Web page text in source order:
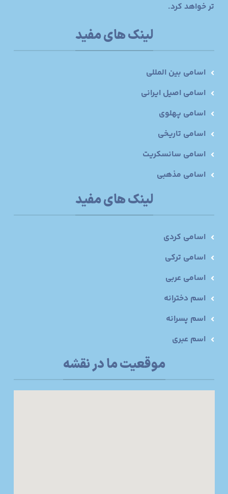
تر خواهد کرد.
لینک های مفید
اسامی بین المللی
اسامی اصیل ایرانی
اسامی پهلوی
اسامی تاریخی
اسامی سانسکریت
اسامی مذهبی
لینک های مفید
اسامی کردی
اسامی ترکی
اسامی عربی
اسم دخترانه
اسم پسرانه
اسم عبری
موقعیت ما در نقشه